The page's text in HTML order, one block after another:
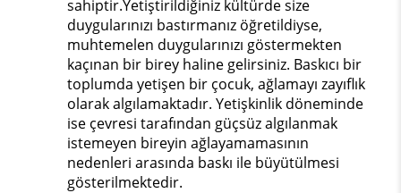
sahiptir.Yetiştirildiğiniz kültürde size
duygularınızı bastırmanız öğretildiyse,
muhtemelen duygularınızı göstermekten
kaçınan bir birey haline gelirsiniz. Baskıcı bir
toplumda yetişen bir çocuk, ağlamayı zayıflık
olarak algılamaktadır. Yetişkinlik döneminde
ise çevresi tarafından güçsüz algılanmak
istemeyen bireyin ağlayamamasının
nedenleri arasında baskı ile büyütülmesi
gösterilmektedir.